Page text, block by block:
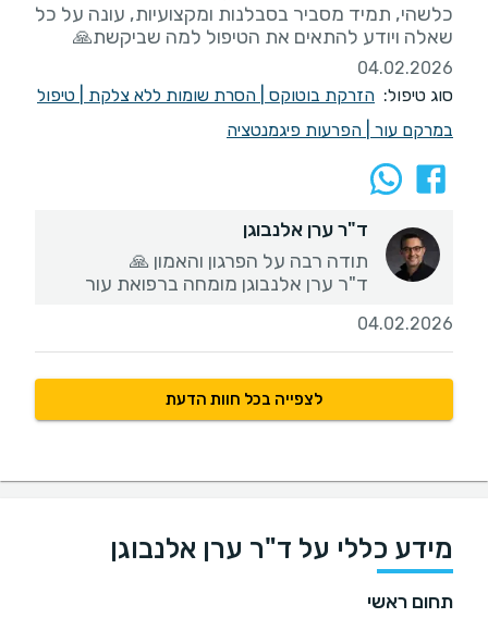
כלשהי, תמיד מסביר בסבלנות ומקצועיות, עונה על כל
שאלה ויודע להתאים את הטיפול למה שביקשת🙏
04.02.2026
סוג טיפול: הזרקת בוטוקס הסרת שומות ללא צלקת
טיפול
במרקם עור
הפרעות פיגמנטציה
ד"ר ערן אלנבוגן
ד"ר ערן אלנבוגן מומחה ברפואת עור
04.02.2026
לצפייה בכל חוות הדעת
מידע כללי על ד"ר ערן אלנבוגן
תחום ראשי